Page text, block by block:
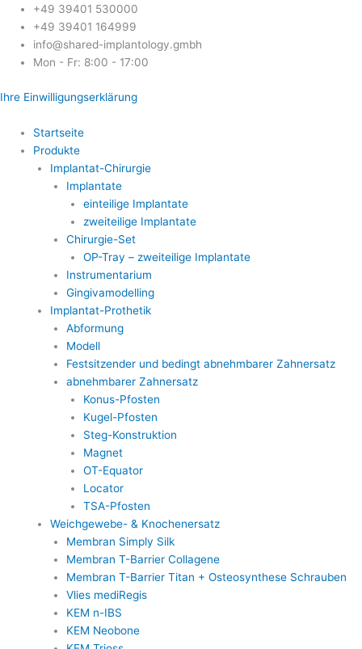
content
+49 39401 530000
+49 39401 164999
info@shared-implantology.gmbh
Mon - Fr: 8:00 - 17:00
Ihre Einwilligungserklärung
Startseite
Produkte
Implantat-Chirurgie
Implantate
einteilige Implantate
zweiteilige Implantate
Chirurgie-Set
OP-Tray – zweiteilige Implantate
Instrumentarium
Gingivamodelling
Implantat-Prothetik
Abformung
Modell
Festsitzender und bedingt abnehmbarer Zahnersatz
abnehmbarer Zahnersatz
Konus-Pfosten
Kugel-Pfosten
Steg-Konstruktion
Magnet
OT-Equator
Locator
TSA-Pfosten
Weichgewebe- & Knochenersatz
Membran Simply Silk
Membran T-Barrier Collagene
Membran T-Barrier Titan + Osteosynthese Schrauben
Vlies mediRegis
KEM n-IBS
KEM Neobone